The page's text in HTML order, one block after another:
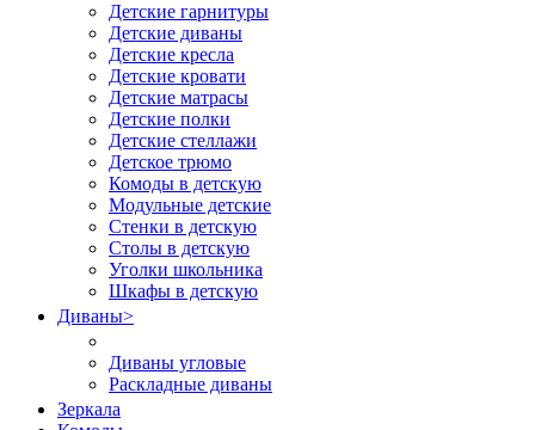
Детские гарнитуры
Детские диваны
Детские кресла
Детские кровати
Детские матрасы
Детские полки
Детские стеллажи
Детское трюмо
Комоды в детскую
Модульные детские
Стенки в детскую
Столы в детскую
Уголки школьника
Шкафы в детскую
Диваны>
Диваны угловые
Раскладные диваны
Зеркала